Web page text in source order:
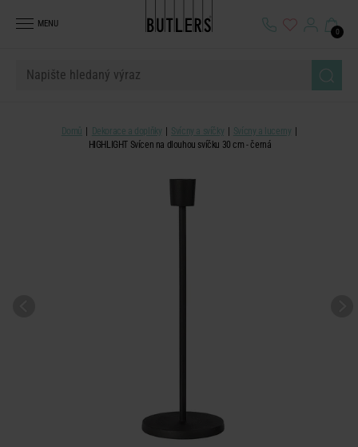
MENU
0
Domů Dekorace a doplňky Svícny a svíčky
Svícny a lucerny
HIGHLIGHT Svícen na dlouhou svíčku 30 cm - černá